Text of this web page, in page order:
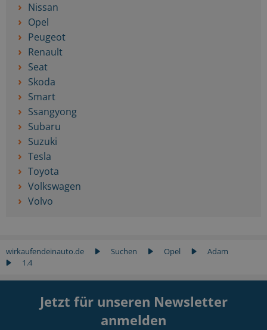
Nissan
Opel
Peugeot
Renault
Seat
Skoda
Smart
Ssangyong
Subaru
Suzuki
Tesla
Toyota
Volkswagen
Volvo
wirkaufendeinauto.de Suchen Opel
Adam
1.4
Jetzt für unseren Newsletter
anmelden